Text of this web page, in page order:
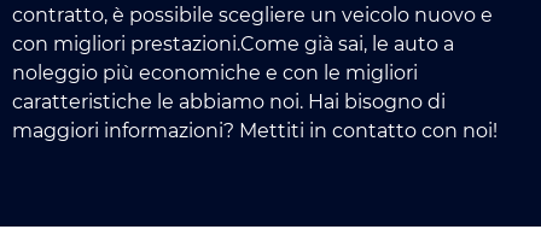
contratto, è possibile scegliere un veicolo nuovo e
con migliori prestazioni.Come già sai, le auto a
noleggio più economiche e con le migliori
caratteristiche le abbiamo noi. Hai bisogno di
maggiori informazioni? Mettiti in contatto con noi!